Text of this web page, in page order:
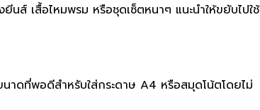
ส์ เสื้อไหมพรม หรือชุดเซ็ตหนาๆ แนะนำให้ขยับไปใช้
าดที่พอดีสำหรับใส่กระดาษ A4 หรือสมุดโน้ตโดยไม่